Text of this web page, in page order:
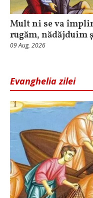
Mult ni se va
rugăm, nădăjduim
09 Aug, 2026
Evanghelia zilei